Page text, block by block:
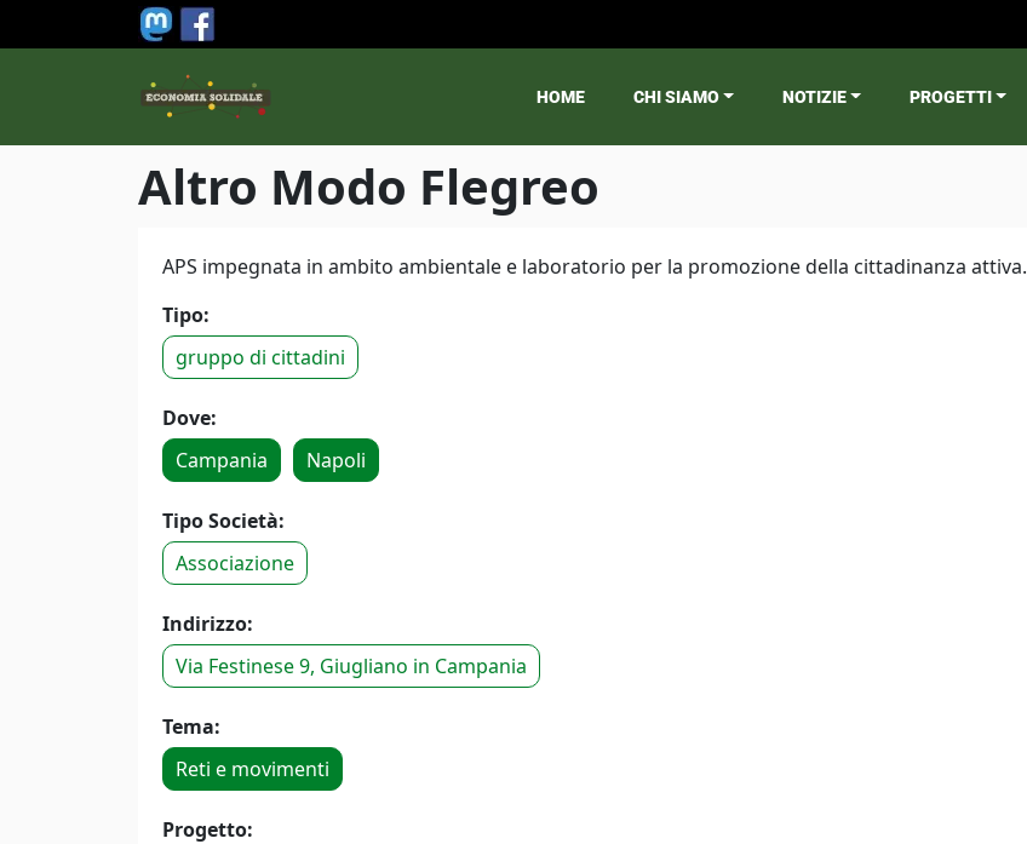
Salta al contenuto principale
Main menu
HOME CHI SIAMO NOTIZIE PROGETTI
Altro Modo Flegreo
APS impegnata in ambito ambientale e laboratorio per la promozione della cittadinanza attiva.
Tipo:
gruppo di cittadini
Dove:
Campania
Napoli
Tipo Società:
Associazione
Indirizzo:
Via Festinese 9, Giugliano in Campania
Tema:
Reti e movimenti
Progetto: